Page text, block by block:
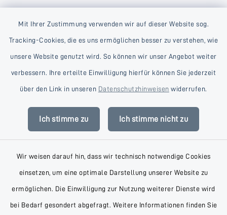
Mit Ihrer Zustimmung verwenden wir auf dieser Website sog.
Tracking-Cookies, die es uns ermöglichen besser zu verstehen, wie
unsere Website genutzt wird. So können wir unser Angebot weiter
verbessern. Ihre erteilte Einwilligung hierfür können Sie jederzeit
über den Link in unseren Datenschutzhinweisen widerrufen.
Ich stimme zu Ich stimme nicht zu
Wir weisen darauf hin, dass wir technisch notwendige Cookies
einsetzen, um eine optimale Darstellung unserer Website zu
ermöglichen. Die Einwilligung zur Nutzung weiterer Dienste wird
bei Bedarf gesondert abgefragt. Weitere Informationen finden Sie
Kontakt
Datenschutz
Impressum
Sitemap